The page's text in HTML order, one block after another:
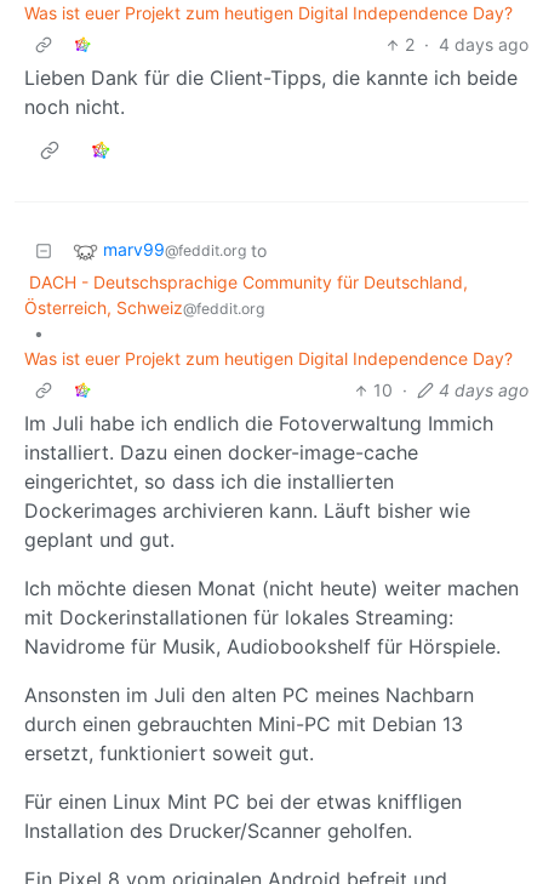
Was ist euer Projekt zum heutigen Digital Independence Day?
2 · 4 days ago
Lieben Dank für die Client-Tipps, die kannte ich beide
noch nicht.
marv99@feddit.org to
DACH - Deutschsprachige Community für Deutschland,
Österreich, Schweiz@feddit.org
•
Was ist euer Projekt zum heutigen Digital Independence Day?
10 · 4 days ago
Im Juli habe ich endlich die Fotoverwaltung Immich
installiert. Dazu einen docker-image-cache
eingerichtet, so dass ich die installierten
Dockerimages archivieren kann. Läuft bisher wie
geplant und gut.
Ich möchte diesen Monat (nicht heute) weiter machen
mit Dockerinstallationen für lokales Streaming:
Navidrome für Musik, Audiobookshelf für Hörspiele.
Ansonsten im Juli den alten PC meines Nachbarn
durch einen gebrauchten Mini-PC mit Debian 13
ersetzt, funktioniert soweit gut.
Für einen Linux Mint PC bei der etwas kniffligen
Installation des Drucker/Scanner geholfen.